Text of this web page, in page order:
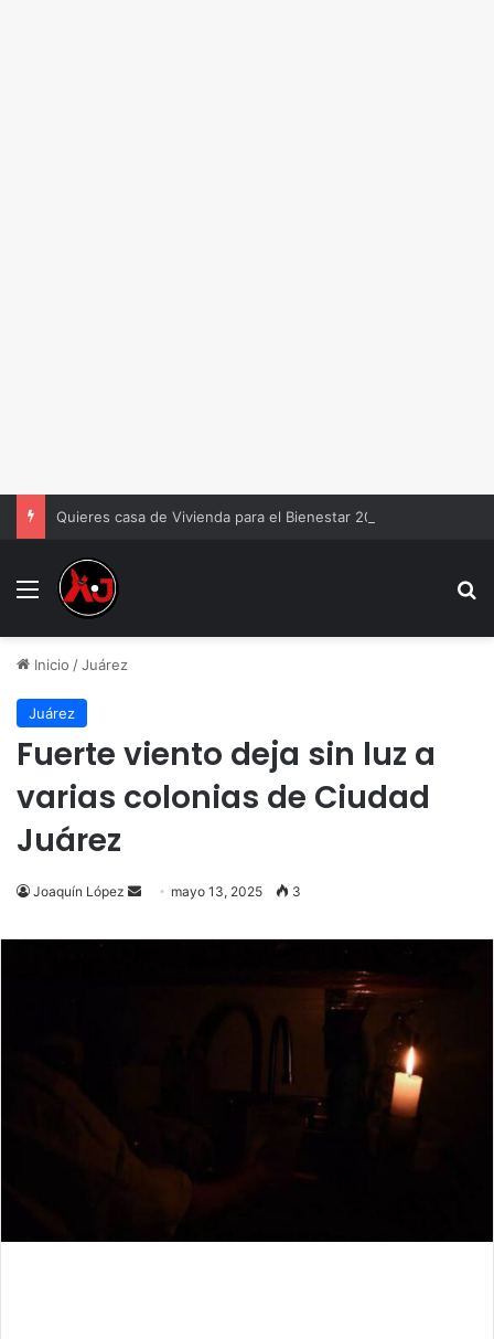
Quieres casa de Vivienda para el Bienestar 2026
Menu
Inicio /Juárez
Juárez
Fuerte viento deja sin luz a
varias colonias de Ciudad
Juárez
Joaquín López
Send
email
mayo 13, 2025 3